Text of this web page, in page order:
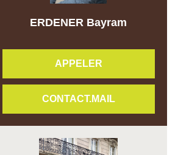
ERDENER Bayram
APPELER
CONTACT.MAIL